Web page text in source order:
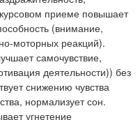
приеме повышает
(внимание,
моторных реакций).
самочувствие,
деятельности)) без
снижению чувства
нормализует сон.
угнетение